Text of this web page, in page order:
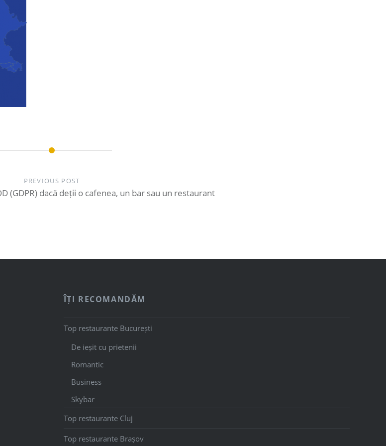
PREVIOUS POST
(GDPR) dacă deții o cafenea, un bar sau un restaurant
ÎȚI RECOMANDĂM
Top restaurante București
De ieșit cu prietenii
Romantic
Business
Skybar
Top restaurante Cluj
Top restaurante Brașov